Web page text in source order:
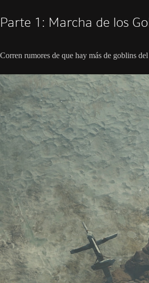
Parte 1: Marcha de los
Corren rumores de que hay más de goblins